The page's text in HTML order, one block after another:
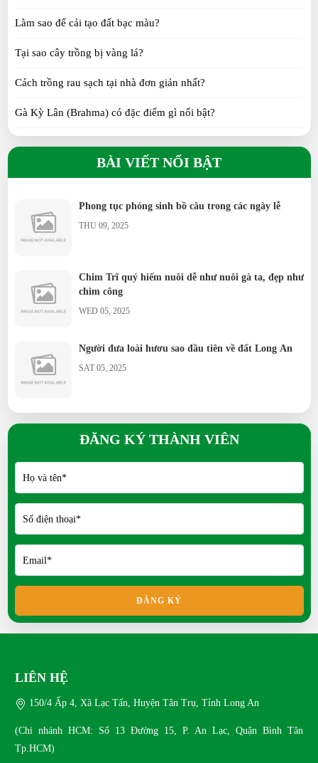
chim công
Người đưa loài hươu sao đầu tiên về đất Long An
FRI 04, 2025
Làm sao để cải tạo đất bạc màu?
Tại sao cây trồng bị vàng lá?
Cách trồng rau sạch tại nhà đơn giản nhất?
Gà Kỳ Lân (Brahma) có đặc điểm gì nổi bật?
Gà Serama có phải giống gà nhỏ nhất thế giới?
Gà Ai Cập siêu trứng đẻ bao nhiêu trứng/năm?
Vịt Uyên Ương có ý nghĩa gì?
Chim Trích Cồ đặc điểm ra sao?
Chim Trĩ nuôi thương phẩm có lời không?
Chim Công có dễ nuôi không?
Bồ câu Hỏa Tiễn dùng để làm gì?
Bồ câu King phù hợp nuôi thịt?
Bồ câu Banh khác gì so với bồ câu thường?
Bồ câu Titan kích thước thế nào?
Mít Thái siêu sớm có ưu điểm gì?
BÀI VIẾT NỔI BẬT
Phong tục phóng sinh bồ câu trong các ngày lễ
THU 09, 2025
Chim Trĩ quý hiếm nuôi dễ như nuôi gà ta, đẹp như
chim công
WED 05, 2025
Người đưa loài hươu sao đầu tiên về đất Long An
SAT 05, 2025
ĐĂNG KÝ THÀNH VIÊN
ĐĂNG KÝ
LIÊN HỆ
150/4 Ấp 4, Xã Lạc Tấn, Huyện Tân Trụ, Tỉnh Long An
(Chi nhánh HCM: Số 13 Đường 15, P. An Lạc, Quận Bình Tân
Tp.HCM)